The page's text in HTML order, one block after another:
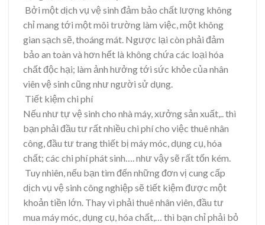
Bởi một dịch vụ vệ sinh đảm bảo chất lượng không
chỉ mang tới một môi trường làm việc, một không
gian sạch sẽ, thoáng mát. Ngược lại còn phải đảm
bảo an toàn và hơn hết là không chứa các loại hóa
chất độc hại; làm ảnh hưởng tới sức khỏe của nhân
viên vệ sinh cũng như người sử dụng.
Tiết kiệm chi phí
Nếu như tự vệ sinh cho nhà máy, xưởng sản xuất,.. thì
bạn phải đầu tư rất nhiều chi phí cho việc thuê nhân
công, đầu tư trang thiết bị máy móc, dụng cụ, hóa
chất; các chi phí phát sinh…. như vậy sẽ rất tốn kém.
Tuy nhiên, nếu bạn tìm đến những đơn vị cung cấp
dịch vụ vệ sinh công nghiệp sẽ tiết kiệm được một
khoản tiền lớn. Thay vì phải thuê nhân viên, đầu tư
mua máy móc, dụng cụ, hóa chất,… thì bạn chỉ phải bỏ